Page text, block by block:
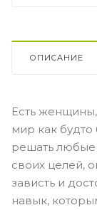
ОПИСАНИЕ
Есть
мир как будто
решать любые
своих целей,
зависть и
навык,